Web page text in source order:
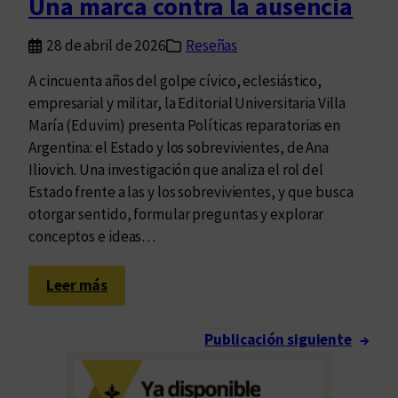
r
i
(
F
I
L
U
)
c
e
l
e
a
r
e
s
i
l
e
n
c
i
o
28 de abril de 2026
Reseñas
A cincuenta años del golpe cívico, eclesiástico,
empresarial y militar, la Editorial Universitaria Villa
María (Eduvim) presenta Políticas reparatorias en
Argentina: el Estado y los sobrevivientes, de Ana
Iliovich. Una investigación que analiza el rol del
Estado frente a las y los sobrevivientes, y que busca
otorgar sentido, formular preguntas y explorar
conceptos e ideas…
Leer más:
U
Publicación siguiente →